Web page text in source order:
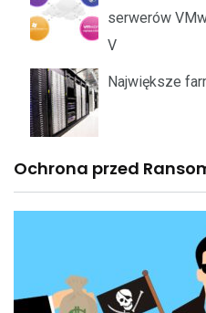
serwerów
V
Największe
Ochrona przed